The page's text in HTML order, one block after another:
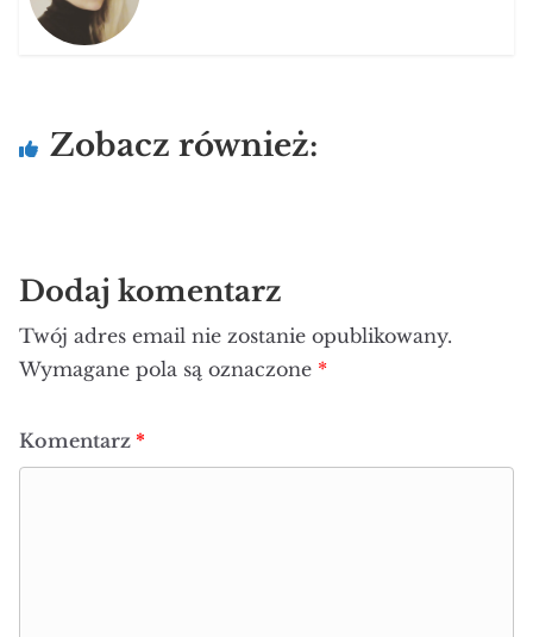
Zobacz również:
Dodaj komentarz
Twój adres email nie zostanie opublikowany.
Wymagane pola są oznaczone *
Komentarz *